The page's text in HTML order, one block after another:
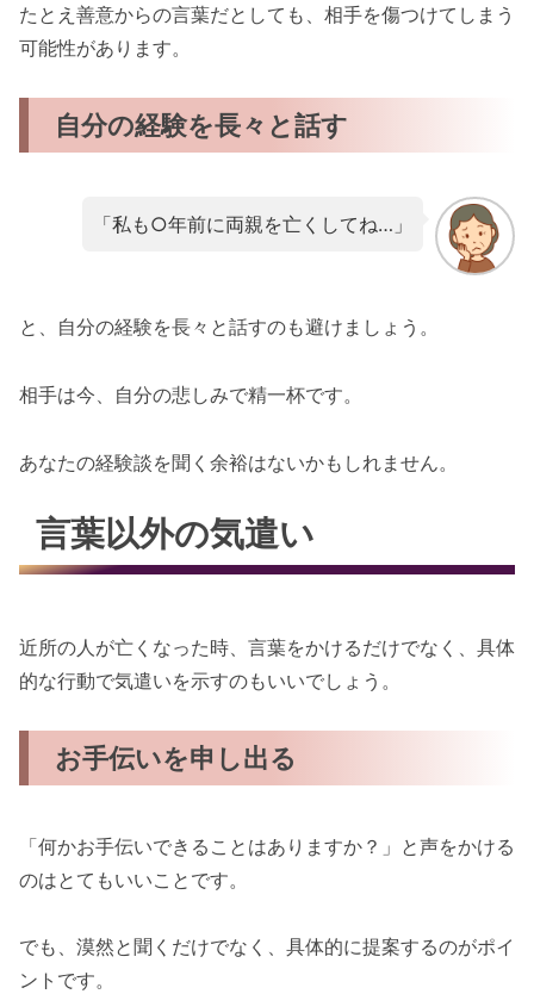
たとえ善意からの言葉だとしても、相手を傷つけてしまう
可能性があります。
自分の経験を長々と話す
「私も○年前に両親を亡くしてね…」
と、自分の経験を長々と話すのも避けましょう。
相手は今、自分の悲しみで精一杯です。
あなたの経験談を聞く余裕はないかもしれません。
言葉以外の気遣い
近所の人が亡くなった時、言葉をかけるだけでなく、具体
的な行動で気遣いを示すのもいいでしょう。
お手伝いを申し出る
「何かお手伝いできることはありますか？」と声をかける
のはとてもいいことです。
でも、漠然と聞くだけでなく、具体的に提案するのがポイ
ントです。